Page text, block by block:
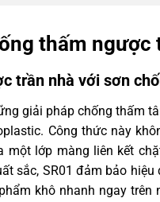
thấm ngược
trần nhà với sơn
giải pháp chống thấm
Công thức này
một lớp màng liên kết
sắc, SR01 đảm bảo
khô nhanh ngay